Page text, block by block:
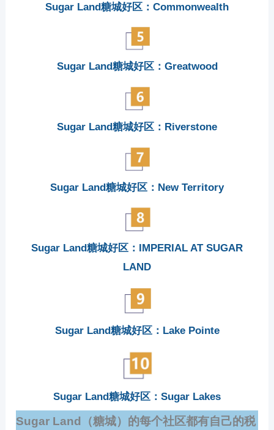
Sugar Land糖城好区：Commonwealth
Sugar Land糖城好区：Greatwood
Sugar Land糖城好区：Riverstone
Sugar Land糖城好区：New Territory
Sugar Land糖城好区：IMPERIAL AT SUGAR
LAND
Sugar Land糖城好区：Lake Pointe
Sugar Land糖城好区：Sugar Lakes
Sugar Land（糖城）的每个社区都有自己的税